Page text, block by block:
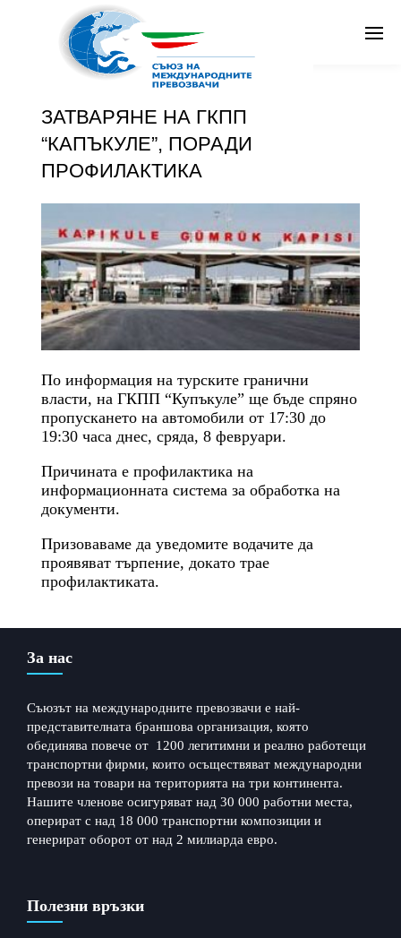
Съюз на международните превозвачи
Публикувано февруари 8, 2017 в 3:41 pm
ЗАТВАРЯНЕ НА ГКПП
“КАПЪКУЛЕ”, ПОРАДИ
ПРОФИЛАКТИКА
По информация на турските гранични
власти, на ГКПП “Купъкуле” ще бъде спряно
пропускането на автомобили от 17:30 до
19:30 часа днес, сряда, 8 февруари.
Причината е профилактика на
информационната система за обработка на
документи.
Призоваваме да уведомите водачите да
проявяват търпение, докато трае
профилактиката.
За нас
Съюзът на международните превозвачи е най-
представителната браншова организация, която
обединява повече от 1200 легитимни и реално работещи
транспортни фирми, които осъществяват международни
превози на товари на територията на три континента.
Нашите членове осигуряват над 30 000 работни места,
оперират с над 18 000 транспортни композиции и
генерират оборот от над 2 милиарда евро.
Полезни връзки